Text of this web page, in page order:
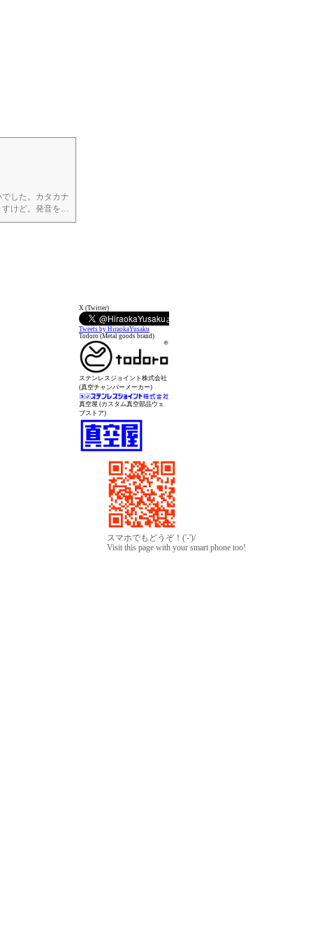
した。カタカナ
けど。発音を間
というか虚しい
X (Twitter)
Tweets by HiraokaYusaku
Todoro (Metal goods brand)
ステンレスジョイント株式会社
(真空チャンバーメーカー)
真空屋 (カスタム真空部品ウェ
ブストア)
スマホでもどうぞ！('-')/
Visit this page with your smart phone too!